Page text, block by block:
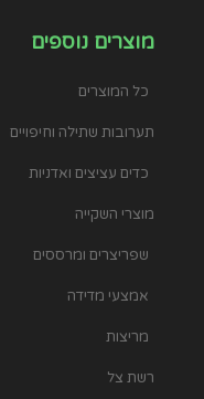
מוצרים נוספים
כל המוצרים
תערובות שתילה וחיפויים
כדים עציצים ואדניות
מוצרי השקייה
שפריצרים ומרססים
אמצעי מדידה
מריצות
רשת צל